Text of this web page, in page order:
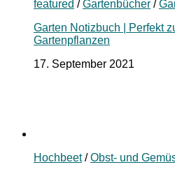
featured /Gartenbücher /
Garten Notizbuch | Perfekt
Gartenpflanzen
17. September 2021
Hochbeet/Obst- und